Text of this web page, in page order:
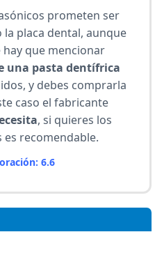
prometen ser
placa dental, aunque
que mencionar
una pasta dentífrica
y debes comprarla
caso el fabricante
, si quieres los
recomendable.
6.6